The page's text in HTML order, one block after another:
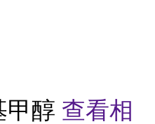
甲醇 查看相